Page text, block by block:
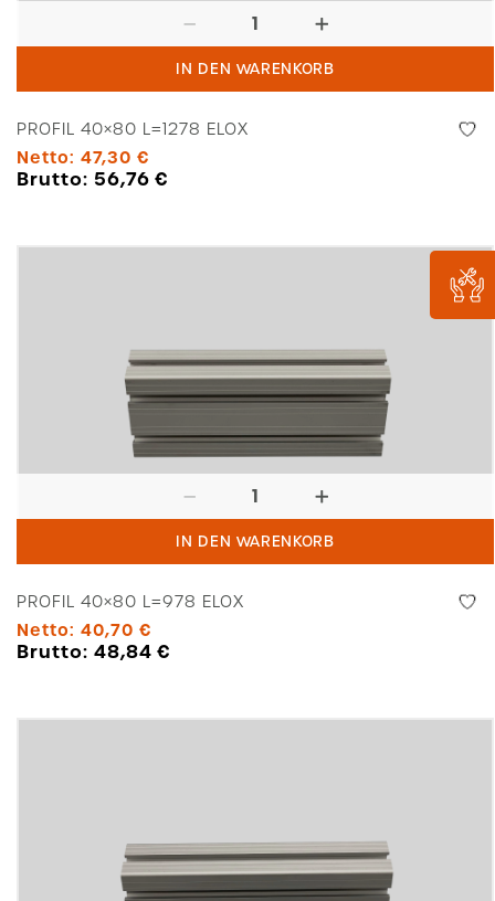
40x80
IN DEN WARENKORB
PROFIL 40×80 L=1278 ELOX
Netto: 47,30 €
Brutto: 56,76€
40x80
IN DEN WARENKORB
PROFIL 40×80 L=978 ELOX
Netto: 40,70 €
Brutto: 48,84€